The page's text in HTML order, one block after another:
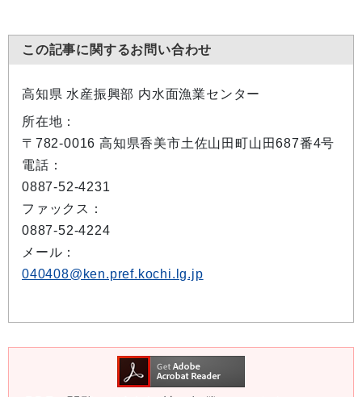
この記事に関するお問い合わせ
高知県 水産振興部 内水面漁業センター
所在地：
〒782-0016 高知県香美市土佐山田町山田687番4号
電話：
0887-52-4231
ファックス：
0887-52-4224
メール：
040408@ken.pref.kochi.lg.jp